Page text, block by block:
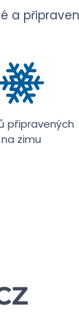
a
připravených
na zimu